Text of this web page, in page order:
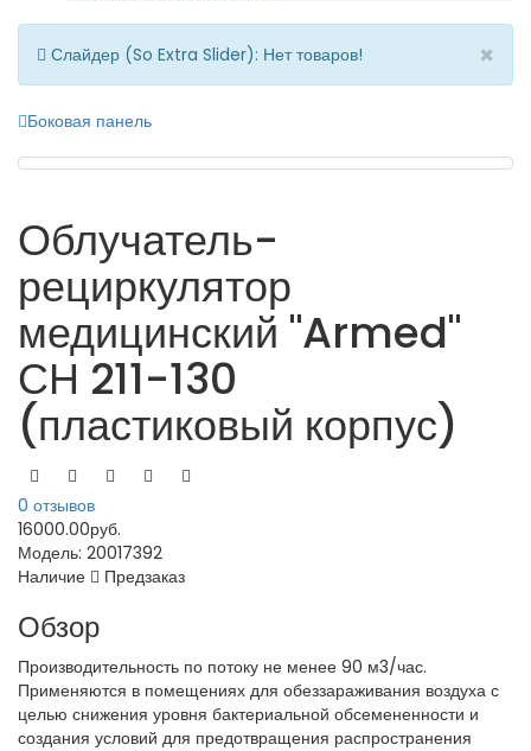
Слайдер (So Extra Slider): Нет товаров! ×
Боковая панель
Облучатель-
рециркулятор
медицинский "Armed"
СН 211-130
(пластиковый корпус)
0 отзывов
16000.00руб.
Модель: 20017392
Наличие
Предзаказ
Обзор
Производительность по потоку не менее 90 м3/час.
Применяются в помещениях для обеззараживания воздуха с
целью снижения уровня бактериальной обсемененности и
создания условий для предотвращения распространения